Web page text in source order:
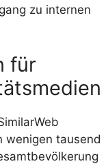
zu internen
für
wenigen tausend